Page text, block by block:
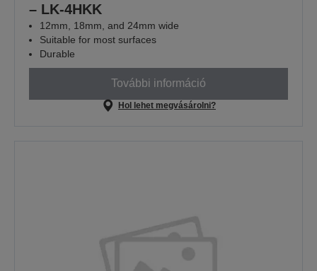
– LK-4HKK
12mm, 18mm, and 24mm wide
Suitable for most surfaces
Durable
További információ
Hol lehet megvásárolni?